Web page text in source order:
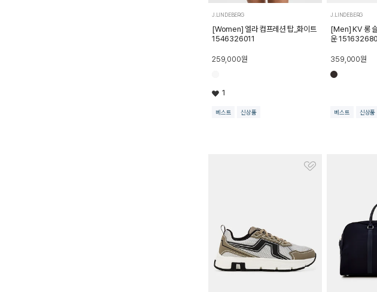
J.LINDEBERG
[Women] 엘라 컴프레션 탑_화이트
1546326011
259,000원
1
베스트 신상품
J.LINDEBERG
[Men] KV 롱
운
359,000원
베스트 신상품